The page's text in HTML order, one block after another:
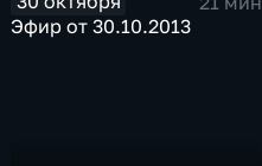
Эфир от 30.10.2013